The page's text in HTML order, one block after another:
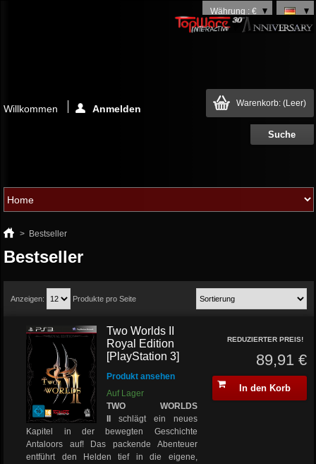
Währung : €
Warenkorb: (Leer)
Willkommen Anmelden
> Bestseller
Bestseller
Anzeigen: Produkte pro Seite
Two Worlds II
Royal Edition
[PlayStation 3]
Produkt ansehen
Auf Lager
TWO WORLDS
schlägt ein neues
Kapitel in der bewegten Geschichte
Antaloors auf! Das packende Abenteuer
entführt den Helden tief in die eigene,
REDUZIERTER PREIS!
89,91 €
In den Korb